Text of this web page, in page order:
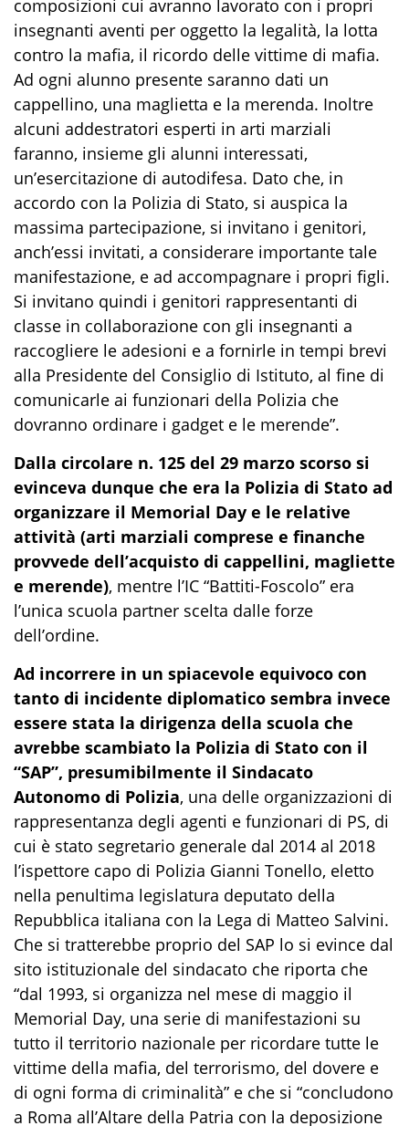
composizioni cui avranno lavorato con i propri
insegnanti aventi per oggetto la legalità, la lotta
contro la mafia, il ricordo delle vittime di mafia.
Ad ogni alunno presente saranno dati un
cappellino, una maglietta e la merenda. Inoltre
alcuni addestratori esperti in arti marziali
faranno, insieme gli alunni interessati,
un’esercitazione di autodifesa. Dato che, in
accordo con la Polizia di Stato, si auspica la
massima partecipazione, si invitano i genitori,
anch’essi invitati, a considerare importante tale
manifestazione, e ad accompagnare i propri figli.
Si invitano quindi i genitori rappresentanti di
classe in collaborazione con gli insegnanti a
raccogliere le adesioni e a fornirle in tempi brevi
alla Presidente del Consiglio di Istituto, al fine di
comunicarle ai funzionari della Polizia che
dovranno ordinare i gadget e le merende”.
Dalla circolare n. 125 del 29 marzo scorso si
evinceva dunque che era la Polizia di Stato ad
organizzare il Memorial Day e le relative
attività (arti marziali comprese e finanche
provvede dell’acquisto di cappellini, magliette
e merende), mentre l’IC “Battiti-Foscolo” era
l’unica scuola partner scelta dalle forze
dell’ordine.
Ad incorrere in un spiacevole equivoco con
tanto di incidente diplomatico sembra invece
essere stata la dirigenza della scuola che
avrebbe scambiato la Polizia di Stato con il
“SAP”, presumibilmente il Sindacato
Autonomo di Polizia, una delle organizzazioni di
rappresentanza degli agenti e funzionari di PS, di
cui è stato segretario generale dal 2014 al 2018
l’ispettore capo di Polizia Gianni Tonello, eletto
nella penultima legislatura deputato della
Repubblica italiana con la Lega di Matteo Salvini.
Che si tratterebbe proprio del SAP lo si evince dal
sito istituzionale del sindacato che riporta che
“dal 1993, si organizza nel mese di maggio il
Memorial Day, una serie di manifestazioni su
tutto il territorio nazionale per ricordare tutte le
vittime della mafia, del terrorismo, del dovere e
di ogni forma di criminalità” e che si “concludono
a Roma all’Altare della Patria con la deposizione